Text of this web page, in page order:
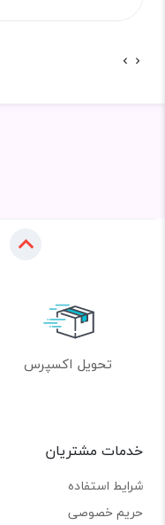
تحویل اکسپرس
خدمات مشتریان
شرایط استفاده
حریم خصوصی